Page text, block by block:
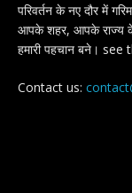
परिवर्तन के नए दौर में
आपके शहर, आपके राज्य
हमारी पहचान बने।
Contact us: